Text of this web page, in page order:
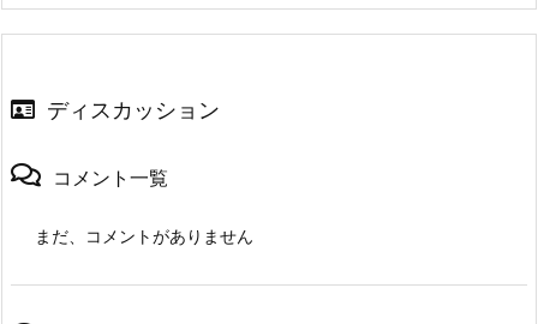
ディスカッション
コメント一覧
まだ、コメントがありません